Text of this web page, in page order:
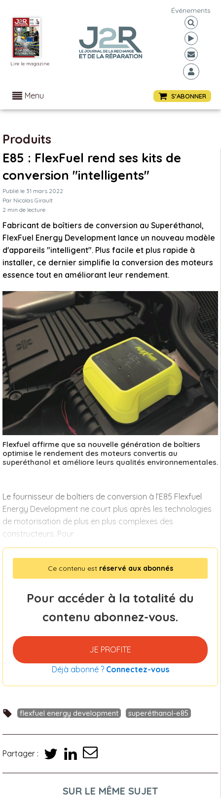
Lire le magazine
Événements
Menu S'ABONNER
Produits
E85 : FlexFuel rend ses kits de
conversion "intelligents"
Publié le 31 mars 2022
Par Nicolas Girault
2 min de lecture
Fabricant de boîtiers de conversion au Superéthanol,
FlexFuel Energy Development lance un nouveau modèle
d'appareils "intelligent". Plus facile et plus rapide à
installer, ce dernier simplifie la conversion des moteurs
essence tout en améliorant leur rendement.
Flexfuel affirme que sa nouvelle génération de boîtiers
optimise le rendement des moteurs convertis au
superéthanol et améliore leurs qualités environnementales.
Le fournisseur de boîtiers de conversion à l’E85 Flexfuel
Energy Development ne court plus après les technologies
de motorisation de plus en plus complexes des
constructeurs. Pour
Ce contenu est réservé aux abonnés
Pour accéder à la totalité du
contenu abonnez-vous.
JE PROFITE
Déjà abonné ? Connectez-vous
flexfuel energy development superéthanol-e85
Partager :
SUR LE MÊME SUJET